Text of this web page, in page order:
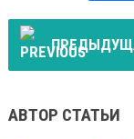
АВТОР СТАТЬИ